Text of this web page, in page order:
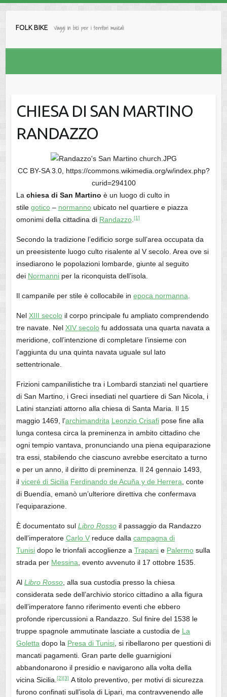
FOLK BIKE Viaggi in bici per i territori musicali
CHIESA DI SAN MARTINO
RANDAZZO
CC BY-SA 3.0, https://commons.wikimedia.org/w/index.php?
curid=294100
La chiesa di San Martino è un luogo di culto in
stile gotico– normannoubicato nel quartiere e piazza
omonimi della cittadina di Randazzo. [1]
Secondo la tradizione l’edificio sorge sull’area occupata da
un preesistente luogo culto risalente al V secolo. Area ove si
insediarono le popolazioni lombarde, giunte al seguito
dei Normanniper la riconquista dell’isola.
Il campanile per stile è collocabile in epoca normanna
Nel XIII secoloil corpo principale fu ampliato comprendendo
tre navate. Nel XIV secolofu addossata una quarta navata a
meridione, coll’intenzione di completare l’insieme con
l’aggiunta du una quinta navata uguale sul lato
settentrionale.
Frizioni campanilistiche tra i Lombardi stanziati nel quartiere
di San Martino, i Greci insediati nel quartiere di San Nicola, i
Latini stanziati attorno alla chiesa di Santa Maria. Il 15
maggio 1469, l’archimandrita Leonzio Crisafipose fine alla
lunga contesa circa la preminenza in ambito cittadino che
ogni tempio vantava, pronunciando una piena equiparazione
tra essi, stabilendo che ciascuno avrebbe esercitato a turno
e per un anno, il diritto di preminenza. Il 24 gennaio 1493,
il viceré di Sicilia Ferdinando de Acuña y de Herrera , conte
di Buendía, emanò un’ulteriore direttiva che confermava
l’equiparazione.
È documentato sul Libro Rossoil passaggio da Randazzo
dell’imperatore Carlo Vreduce dalla campagna di
Tunisidopo le trionfali accoglienze a Trapanie Palermosulla
strada per Messina , evento avvenuto il 17 ottobre 1535.
Al Libro Rosso, alla sua custodia presso la chiesa
considerata sede dell’archivio storico cittadino a alla figura
dell’imperatore fanno riferimento eventi che ebbero
profonde ripercussioni a Randazzo. Sul finire del 1538 le
truppe spagnole ammutinate lasciate a custodia de La
Goletta dopo la Presa di Tunisi, si ribellarono per questioni di
mancati pagamenti. Gran parte delle guarnigioni
abbandonarono il presidio e navigarono alla volta della
vicina Sicilia. [2][3] A titolo preventivo, per motivi di sicurezza
furono confinati sull’isola di Lipari, ma contravvenendo alle